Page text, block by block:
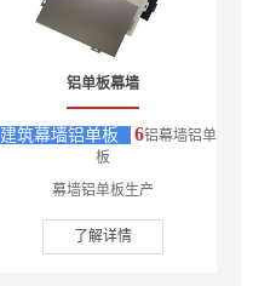
铝单板幕墙
建筑幕墙铝单板 6铝幕墙铝单
板
幕墙铝单板生产
了解详情